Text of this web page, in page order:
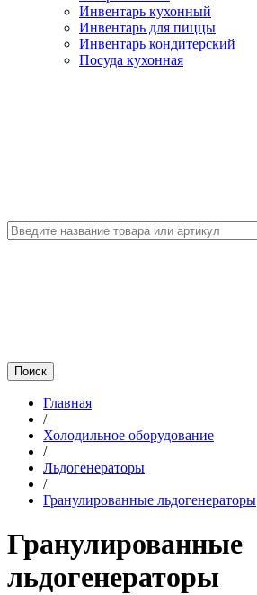
Инвентарь кухонный
Инвентарь для пиццы
Инвентарь кондитерский
Посуда кухонная
Главная
/
Холодильное оборудование
/
Льдогенераторы
/
Гранулированные льдогенераторы
Гранулированные
льдогенераторы